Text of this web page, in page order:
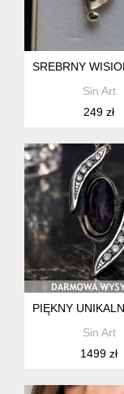
SREBRNY
Sin Art
249 zł
PIĘKNY
Sin Art
1499 zł